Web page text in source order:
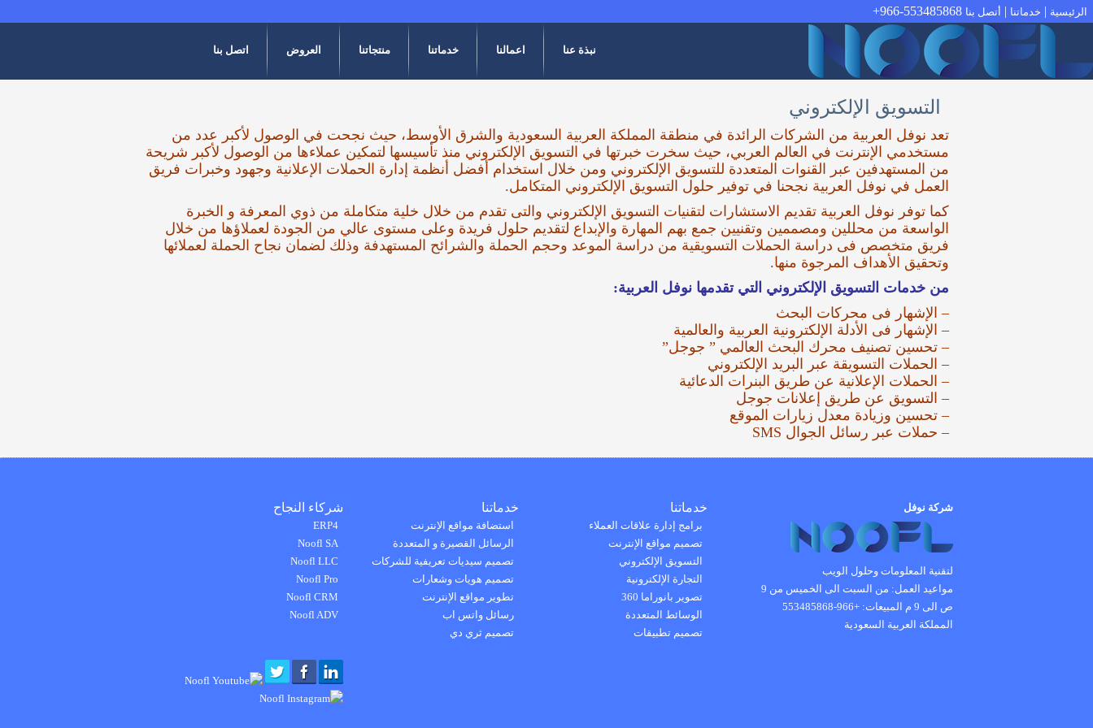
الرئيسية | خدماتنا | أتصل بنا
نبذة عنا اعمالنا خدماتنا منتجاتنا العروض اتصل بنا
التسويق الإلكتروني
تعد نوفل العربية من الشركات الرائدة في منطقة المملكة العربية السعودية والشرق الأوسط، حيث نجحت في الوصول لأكبر عدد من
مستخدمي الإنترنت في العالم العربي، حيث سخرت خبرتها في التسويق الإلكتروني منذ تأسيسها لتمكين عملاءها من الوصول لأكبر شريحة
من المستهدفين عبر القنوات المتعددة للتسويق الإلكتروني ومن خلال استخدام أفضل أنظمة إدارة الحملات الإعلانية وجهود وخبرات فريق
العمل في نوفل العربية نجحنا في توفير حلول التسويق الإلكتروني المتكامل.
كما توفر نوفل العربية تقديم الاستشارات لتقنيات التسويق الإلكتروني والتى تقدم من خلال خلية متكاملة من ذوي المعرفة و الخبرة
الواسعة من محللين ومصممين وتقنيين جمع بهم المهارة والإبداع لتقديم حلول فريدة وعلى مستوى عالي من الجودة لعملاؤها من خلال
فريق متخصص فى دراسة الحملات التسويقية من دراسة الموعد وحجم الحملة والشرائح المستهدفة وذلك لضمان نجاح الحملة لعملائها
وتحقيق الأهداف المرجوة منها.
من خدمات التسويق الإلكتروني التي تقدمها نوفل العربية:
– الإشهار فى محركات البحث
– الإشهار فى الأدلة الإلكترونية العربية والعالمية
– تحسين تصنيف محرك البحث العالمي ” جوجل”
– الحملات التسويقة عبر البريد الإلكتروني
– الحملات الإعلانية عن طريق البنرات الدعائية
– التسويق عن طريق إعلانات جوجل
– تحسين وزيادة معدل زيارات الموقع
– حملات عبر رسائل الجوال SMS
شركة نوفل
لتقنية المعلومات وحلول الويب
مواعيد العمل:
من السبت الى الخميس من 9
ص الى 9 م
المبيعات: +966-553485868
المملكة العربية السعودية
خدماتنا
برامج إدارة علاقات العملاء
تصميم مواقع الإنترنت
التسويق الإلكتروني
التجارة الإلكترونية
تصوير بانوراما 360
الوسائط المتعددة
تصميم تطبيقات
خدماتنا
استضافة مواقع الإنترنت
الرسائل القصيرة و المتعددة
تصميم سيديات تعريفية للشركات
تصميم هويات وشعارات
تطوير مواقع الإنترنت
رسائل واتس اب
تصميم ثري دي
شركاء النجاح
ERP4
Noofl SA
Noofl LLC
Noofl Pro
Noofl CRM
Noofl ADV